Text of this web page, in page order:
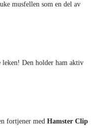
musfellen som en del av
leken! Den holder ham aktiv
fortjener med Hamster Clip